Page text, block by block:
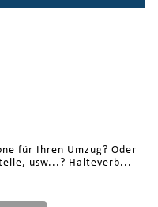
für Ihren Umzug? Oder
usw...? Halteverb...